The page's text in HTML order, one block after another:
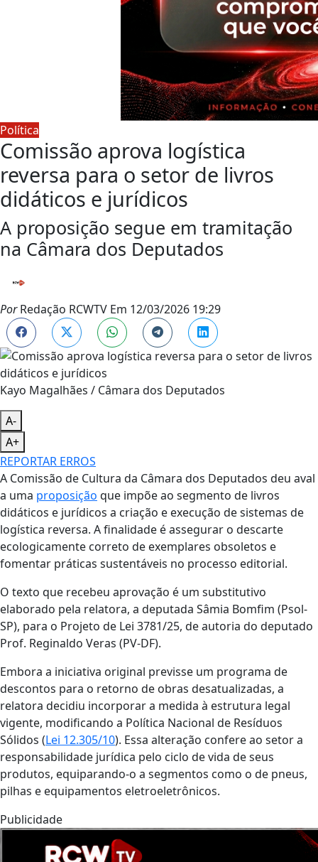
Política
Comissão aprova logística
reversa para o setor de livros
didáticos e jurídicos
A proposição segue em tramitação
na Câmara dos Deputados
PorRedação RCWTV Em 12/03/2026 19:29
Kayo Magalhães / Câmara dos Deputados
A-
A+
REPORTAR ERROS
A Comissão de Cultura da Câmara dos Deputados deu aval
a uma proposição que impõe ao segmento de livros
didáticos e jurídicos a criação e execução de sistemas de
logística reversa. A finalidade é assegurar o descarte
ecologicamente correto de exemplares obsoletos e
fomentar práticas sustentáveis no processo editorial.
O texto que recebeu aprovação é um substitutivo
elaborado pela relatora, a deputada Sâmia Bomfim (Psol-
SP), para o Projeto de Lei 3781/25, de autoria do deputado
Prof. Reginaldo Veras (PV-DF).
Embora a iniciativa original previsse um programa de
descontos para o retorno de obras desatualizadas, a
relatora decidiu incorporar a medida à estrutura legal
vigente, modificando a Política Nacional de Resíduos
Sólidos (Lei 12.305/10). Essa alteração confere ao setor a
responsabilidade jurídica pelo ciclo de vida de seus
produtos, equiparando-o a segmentos como o de pneus,
pilhas e equipamentos eletroeletrônicos.
Publicidade